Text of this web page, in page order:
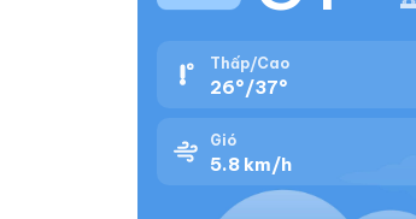
Thấp/Cao
26°/37°
Gió
5.8 km/h